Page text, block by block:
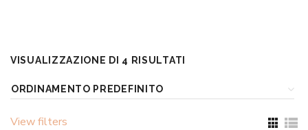
VISUALIZZAZIONE DI 4 RISULTATI
View filters